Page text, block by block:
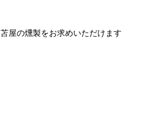
屋の燻製をお求めいただけます